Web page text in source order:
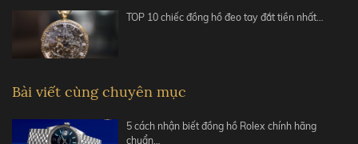
TOP 10 chiếc đồng hồ đeo tay đắt tiền nhất…
Bài viết cùng chuyên mục
5 cách nhận biết đồng hồ Rolex chính hãng
chuẩn…